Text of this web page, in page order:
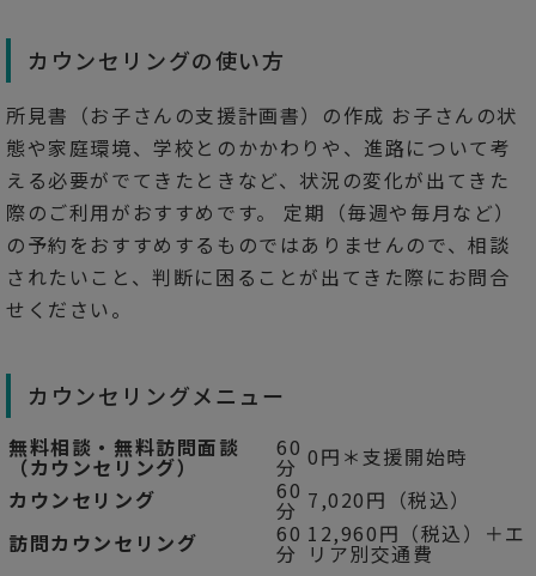
カウンセリングの使い方
所見書（お子さんの支援計画書）の作成 お子さんの状
態や家庭環境、学校とのかかわりや、進路について考
える必要がでてきたときなど、状況の変化が出てきた
際のご利用がおすすめです。 定期（毎週や毎月など）
の予約をおすすめするものではありませんので、相談
されたいこと、判断に困ることが出てきた際にお問合
せください。
カウンセリングメニュー
無料相談・無料訪問面談
（カウンセリング）
60
分 0円＊支援開始時
カウンセリング
60
分 7,020円（税込）
訪問カウンセリング
60
分
12,960円（税込）＋エ
リア別交通費